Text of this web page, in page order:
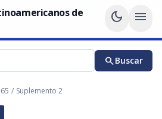
de
dark_mode menu
searchBuscar
/ Suplemento 2